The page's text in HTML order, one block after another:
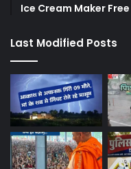
Ice Cream Maker
Last Modified Posts